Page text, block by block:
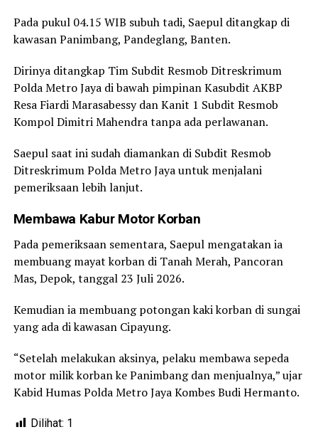
Pada pukul 04.15 WIB subuh tadi, Saepul ditangkap di
kawasan Panimbang, Pandeglang, Banten.
Dirinya ditangkap Tim Subdit Resmob Ditreskrimum
Polda Metro Jaya di bawah pimpinan Kasubdit AKBP
Resa Fiardi Marasabessy dan Kanit 1 Subdit Resmob
Kompol Dimitri Mahendra tanpa ada perlawanan.
Saepul saat ini sudah diamankan di Subdit Resmob
Ditreskrimum Polda Metro Jaya untuk menjalani
pemeriksaan lebih lanjut.
Membawa Kabur Motor Korban
Pada pemeriksaan sementara, Saepul mengatakan ia
membuang mayat korban di Tanah Merah, Pancoran
Mas, Depok, tanggal 23 Juli 2026.
Kemudian ia membuang potongan kaki korban di sungai
yang ada di kawasan Cipayung.
“Setelah melakukan aksinya, pelaku membawa sepeda
motor milik korban ke Panimbang dan menjualnya,” ujar
Kabid Humas Polda Metro Jaya Kombes Budi Hermanto.
Dilihat: 1